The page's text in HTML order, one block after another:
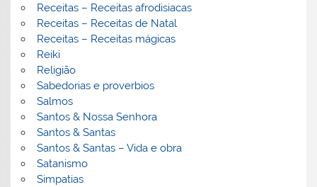
Receitas – Receitas afrodisiacas
Receitas – Receitas de Natal
Receitas – Receitas mágicas
Reiki
Religião
Sabedorias e proverbios
Salmos
Santos & Nossa Senhora
Santos & Santas
Santos & Santas – Vida e obra
Satanismo
Simpatias